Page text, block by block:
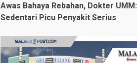
Awas Bahaya Rebahan, Dokter UMM:
Sedentari Picu Penyakit Serius